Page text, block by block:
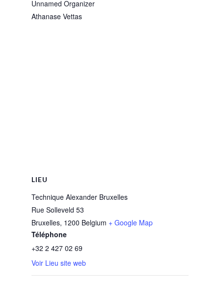
Unnamed Organizer
Athanase Vettas
LIEU
Technique Alexander Bruxelles
Rue Solleveld 53
Bruxelles, 1200 Belgium + Google Map
Téléphone
+32 2 427 02 69
Voir Lieu site web